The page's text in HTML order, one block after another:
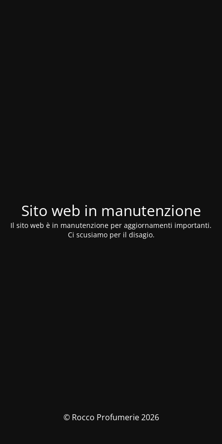
Sito web in manutenzione
Il sito web è in manutenzione per aggiornamenti importanti.
Ci scusiamo per il disagio.
© Rocco Profumerie 2026